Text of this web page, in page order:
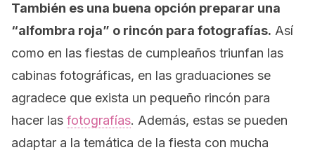
También es una buena opción preparar una
“alfombra roja” o rincón para fotografías. Así
como en las fiestas de cumpleaños triunfan las
cabinas fotográficas, en las graduaciones se
agradece que exista un pequeño rincón para
hacer las fotografías. Además, estas se pueden
adaptar a la temática de la fiesta con mucha